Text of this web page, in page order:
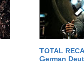
TOTAL
German